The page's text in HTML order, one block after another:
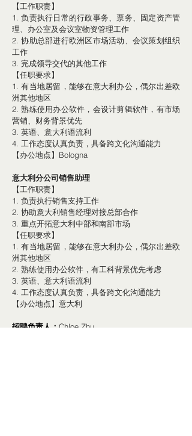
【工作职责】
1. 负责执行日常的行政事务、票务、固定资产管
理、办公室及会议室物资管理工作
2. 协助总部进行欧洲区市场活动、会议策划组织
工作
3. 完成领导交代的其他工作
【任职要求】
1. 有当地居留，能够在意大利办公，偶尔出差欧
洲其他地区
2. 熟练使用办公软件，会设计剪辑软件，有市场
营销、财务背景优先
3. 英语、意大利语流利
4. 工作态度认真负责，具备跨文化沟通能力
【办公地点】Bologna
意大利分公司销售助理
【工作职责】
1. 负责执行销售支持工作
2. 协助意大利销售经理对接总部合作
3. 重点开拓意大利中部和南部市场
【任职要求】
1. 有当地居留，能够在意大利办公，偶尔出差欧
洲其他地区
2. 熟练使用办公软件，有工科背景优先考虑
3. 英语、意大利语流利
4. 工作态度认真负责，具备跨文化沟通能力
【办公地点】意大利
招聘负责人： Chloe Zhu